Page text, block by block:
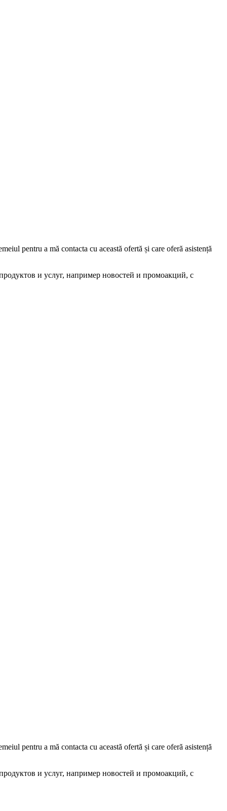
pentru a mă contacta cu această ofertă și care oferă asistență
и услуг, например новостей и промоакций, с
pentru a mă contacta cu această ofertă și care oferă asistență
и услуг, например новостей и промоакций, с